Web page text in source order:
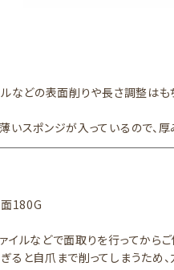
ルなどの表面削りや長さ調整はも
いスポンジが入っているので、
面180G
イルなどで面取りを行ってからご
ると自爪まで削ってしまうため、